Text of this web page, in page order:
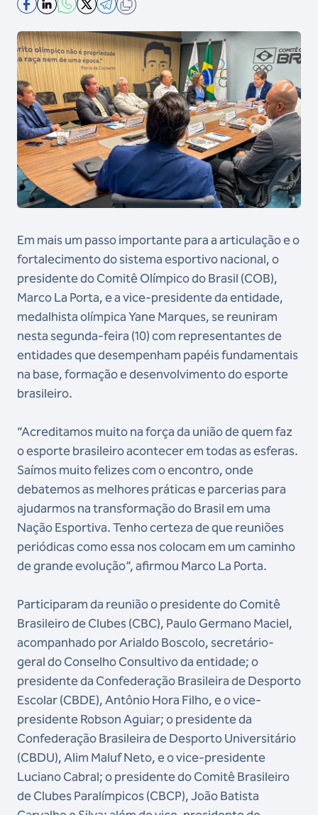
Em mais um passo importante para a articulação e o
fortalecimento do sistema esportivo nacional, o
presidente do Comitê Olímpico do Brasil (COB),
Marco La Porta, e a vice-presidente da entidade,
medalhista olímpica Yane Marques, se reuniram
nesta segunda-feira (10) com representantes de
entidades que desempenham papéis fundamentais
na base, formação e desenvolvimento do esporte
brasileiro.
“Acreditamos muito na força da união de quem faz
o esporte brasileiro acontecer em todas as esferas.
Saímos muito felizes com o encontro, onde
debatemos as melhores práticas e parcerias para
ajudarmos na transformação do Brasil em uma
Nação Esportiva. Tenho certeza de que reuniões
periódicas como essa nos colocam em um caminho
de grande evolução”, afirmou Marco La Porta.
Participaram da reunião o presidente do Comitê
Brasileiro de Clubes (CBC), Paulo Germano Maciel,
acompanhado por Arialdo Boscolo, secretário-
geral do Conselho Consultivo da entidade; o
presidente da Confederação Brasileira de Desporto
Escolar (CBDE), Antônio Hora Filho, e o vice-
presidente Robson Aguiar; o presidente da
Confederação Brasileira de Desporto Universitário
(CBDU), Alim Maluf Neto, e o vice-presidente
Luciano Cabral; o presidente do Comitê Brasileiro
de Clubes Paralímpicos (CBCP), João Batista